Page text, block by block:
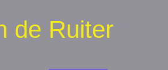
de Ruiter